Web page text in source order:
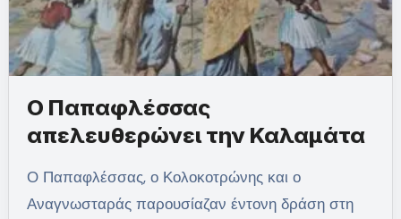
Ο Παπαφλέσσας
απελευθερώνει την Καλαμάτα
Ο Παπαφλέσσας, ο Κολοκοτρώνης και ο
Αναγνωσταράς παρουσίαζαν έντονη δράση στη